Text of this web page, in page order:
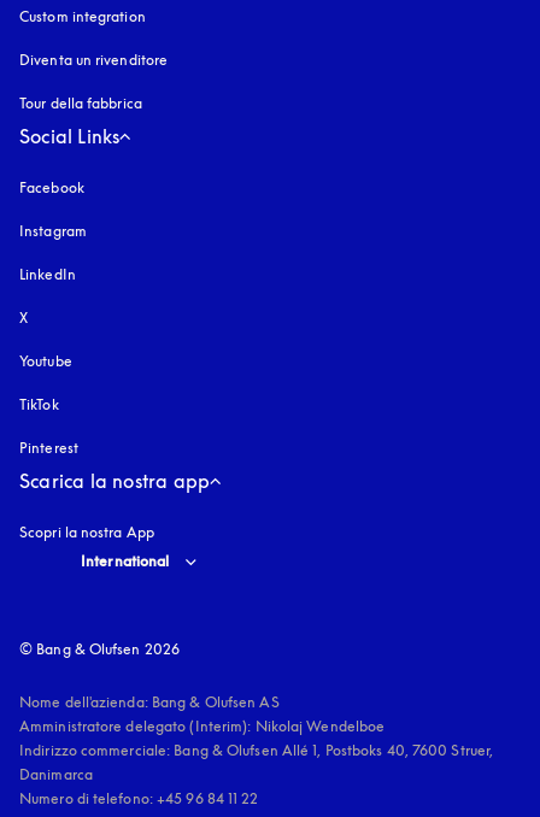
Custom integration
Diventa un rivenditore
Tour della fabbrica
Social Links
Facebook
Instagram
LinkedIn
X
Youtube
TikTok
Pinterest
Scarica la nostra app
Scopri la nostra App
Select country and language
International
© Bang & Olufsen 2026
Nome dell'azienda: Bang & Olufsen AS
Amministratore delegato (Interim): Nikolaj Wendelboe
Indirizzo commerciale: Bang & Olufsen Allé 1, Postboks 40, 7600 Struer,
Danimarca
Numero di telefono: +45 96 84 11 22